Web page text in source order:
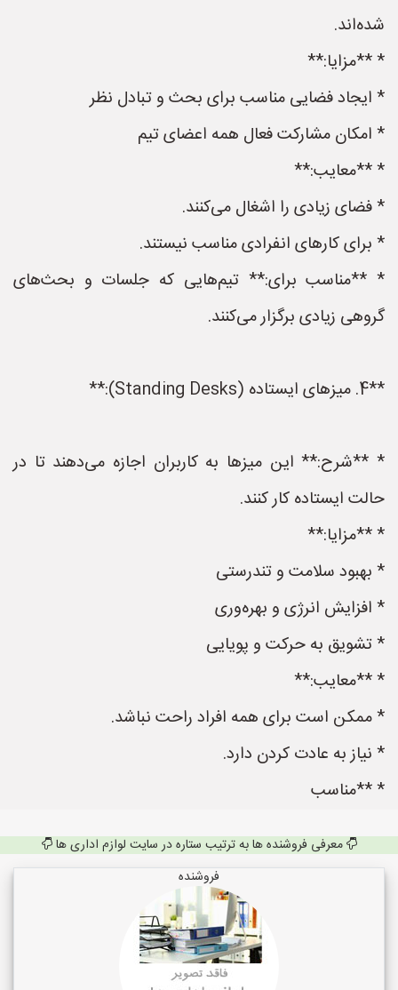
شده‌اند.
* **مزایا:**
* ایجاد فضایی مناسب برای بحث و تبادل نظر
* امکان مشارکت فعال همه اعضای تیم
* **معایب:**
* فضای زیادی را اشغال می‌کنند.
* برای کارهای انفرادی مناسب نیستند.
* **مناسب برای:** تیم‌هایی که جلسات و بحث‌های
گروهی زیادی برگزار می‌کنند.
**4. میزهای ایستاده (Standing Desks):**
* **شرح:** این میزها به کاربران اجازه می‌دهند تا در
حالت ایستاده کار کنند.
* **مزایا:**
* بهبود سلامت و تندرستی
* افزایش انرژی و بهره‌وری
* تشویق به حرکت و پویایی
* **معایب:**
* ممکن است برای همه افراد راحت نباشد.
* نیاز به عادت کردن دارد.
* **مناسب
معرفی فروشنده ها به ترتیب ستاره در سایت لوازم اداری ها
فروشنده